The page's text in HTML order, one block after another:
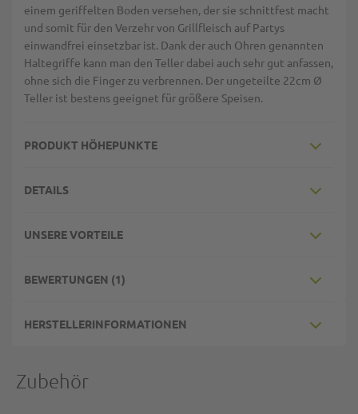
einem geriffelten Boden versehen, der sie schnittfest macht
und somit für den Verzehr von Grillfleisch auf Partys
einwandfrei einsetzbar ist. Dank der auch Ohren genannten
Haltegriffe kann man den Teller dabei auch sehr gut anfassen,
ohne sich die Finger zu verbrennen. Der ungeteilte 22cm Ø
Teller ist bestens geeignet für größere Speisen.
PRODUKT HÖHEPUNKTE
DETAILS
UNSERE VORTEILE
BEWERTUNGEN 1
HERSTELLERINFORMATIONEN
Zubehör